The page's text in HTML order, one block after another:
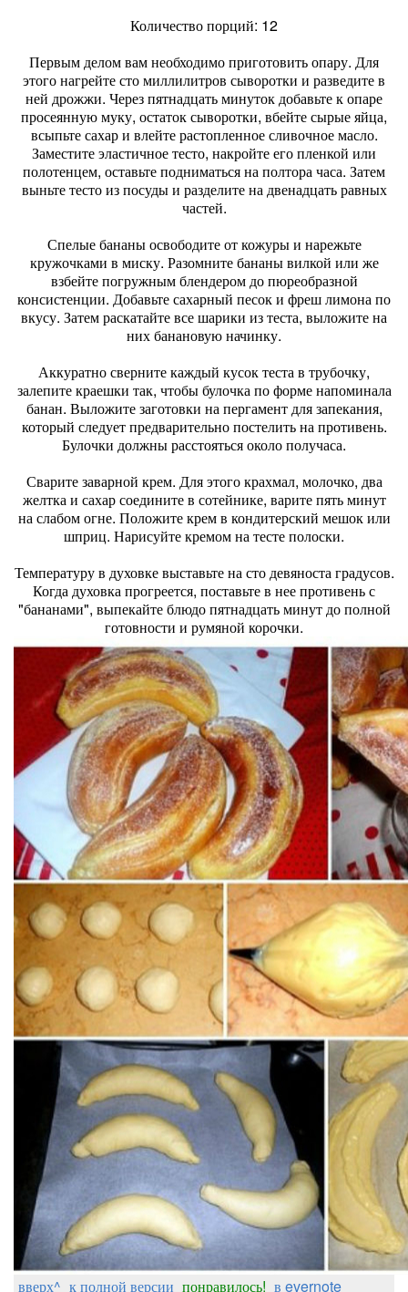
Количество порций: 12
Первым делом вам необходимо приготовить опару. Для
этого нагрейте сто миллилитров сыворотки и разведите в
ней дрожжи. Через пятнадцать минуток добавьте к опаре
просеянную муку, остаток сыворотки, вбейте сырые яйца,
всыпьте сахар и влейте растопленное сливочное масло.
Заместите эластичное тесто, накройте его пленкой или
полотенцем, оставьте подниматься на полтора часа. Затем
выньте тесто из посуды и разделите на двенадцать равных
частей.
Спелые бананы освободите от кожуры и нарежьте
кружочками в миску. Разомните бананы вилкой или же
взбейте погружным блендером до пюреобразной
консистенции. Добавьте сахарный песок и фреш лимона по
вкусу. Затем раскатайте все шарики из теста, выложите на
них банановую начинку.
Аккуратно сверните каждый кусок теста в трубочку,
залепите краешки так, чтобы булочка по форме напоминала
банан. Выложите заготовки на пергамент для запекания,
который следует предварительно постелить на противень.
Булочки должны расстояться около получаса.
Сварите заварной крем. Для этого крахмал, молочко, два
желтка и сахар соедините в сотейнике, варите пять минут
на слабом огне. Положите крем в кондитерский мешок или
шприц. Нарисуйте кремом на тесте полоски.
Температуру в духовке выставьте на сто девяноста градусов.
Когда духовка прогреется, поставьте в нее противень с
"бананами", выпекайте блюдо пятнадцать минут до полной
готовности и румяной корочки.
вверх^ к полной версии понравилось! в evernote